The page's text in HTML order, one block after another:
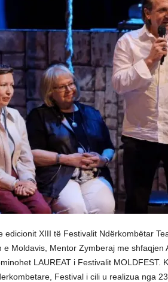
edicionit XIII të Festivalit Ndërkombëtar
e Moldavis, Mentor Zymberaj me shfaqjen
LAUREAT i Festivalit MOLDFEST.
Festival i cili u realizua nga